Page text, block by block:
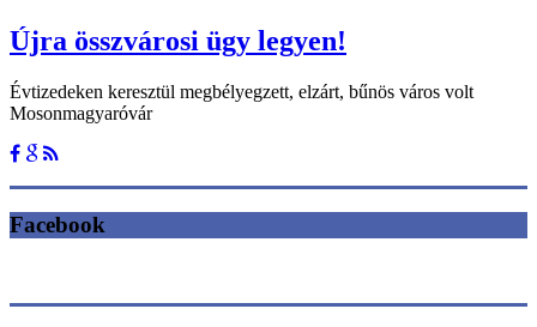
Újra összvárosi ügy legyen!
Évtizedeken keresztül megbélyegzett, elzárt, bűnös város volt
Mosonmagyaróvár
Facebook